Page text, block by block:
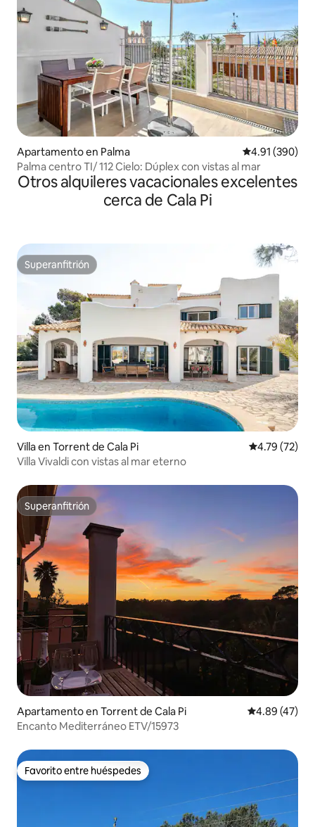
Apartamento en Palma Calificación
4.91 (390)
Palma centro TI/ 112 Cielo: Dúplex con vistas al mar
Otros alquileres vacacionales excelentes
cerca de Cala Pi
Superanfitrión
Superanfitrión
Villa en Torrent de Cala Pi Calificación
4.79 (72)
Villa Vivaldi con vistas al mar eterno
Superanfitrión
Superanfitrión
Apartamento en Torrent de Cala Pi Calificación
4.89 (47)
Encanto Mediterráneo ETV/15973
Favorito entre huéspedes
Favorito entre huéspedes